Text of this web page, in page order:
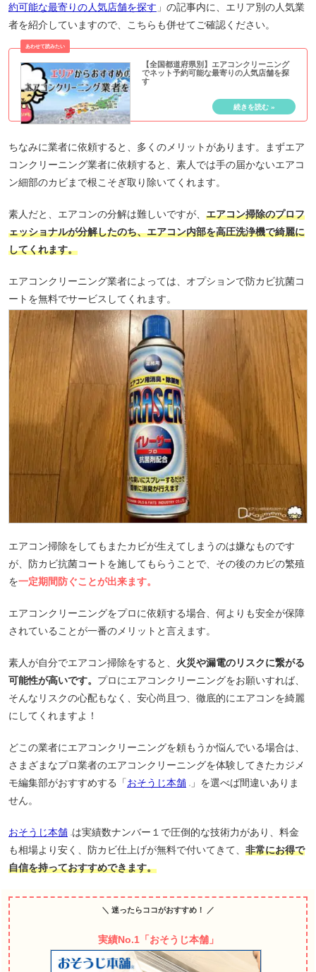
約可能な最寄りの人気店舗を探す 」の記事内に、エリア別の人気業
者を紹介していますので、こちらも併せてご確認ください。
【全国都道府県別】エアコンクリーニング
でネット予約可能な最寄りの人気店舗を探
す
ちなみに業者に依頼すると、多くのメリットがあります。まずエア
コンクリーニング業者に依頼すると、素人では手の届かないエアコ
ン細部のカビまで根こそぎ取り除いてくれます。
素人だと、エアコンの分解は難しいですが、 エアコン掃除のプロフ
ェッショナルが分解したのち、エアコン内部を高圧洗浄機で綺麗に
してくれます。
エアコンクリーニング業者によっては、オプションで防カビ抗菌コ
ートを無料でサービスしてくれます。
エアコン掃除をしてもまたカビが生えてしまうのは嫌なものです
が、防カビ抗菌コートを施してもらうことで、その後のカビの繁殖
を一定期間防ぐことが出来ます。
エアコンクリーニングをプロに依頼する場合、何よりも安全が保障
されていることが一番のメリットと言えます。
素人が自分でエアコン掃除をすると、 火災や漏電のリスクに繋がる
可能性が高いです。 プロにエアコンクリーニングをお願いすれば、
そんなリスクの心配もなく、安心尚且つ、徹底的にエアコンを綺麗
にしてくれますよ！
どこの業者にエアコンクリーニングを頼もうか悩んでいる場合は、
さまざまなプロ業者のエアコンクリーニングを体験してきたカジメ
モ編集部がおすすめする「おそうじ本舗
」を選べば間違いありま
せん。
おそうじ本舗 は実績数ナンバー１で圧倒的な技術力があり、料金
も相場より安く、防カビ仕上げが無料で付いてきて、 非常にお得で
自信を持っておすすめできます。
＼ 迷ったらココがおすすめ！ ／
実績No.1「おそうじ本舗」